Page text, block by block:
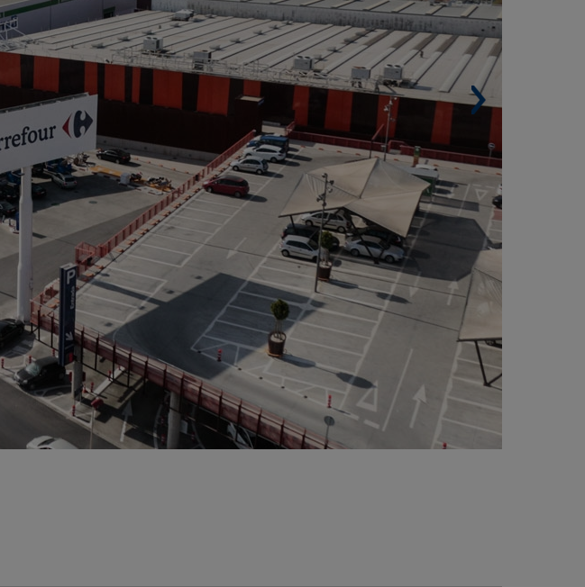
* Certificación BREEAM ES Comercial con
Clasificación BREEAM Correcto